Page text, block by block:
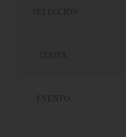
SELECCIÓN
CUOTA
EVENTO